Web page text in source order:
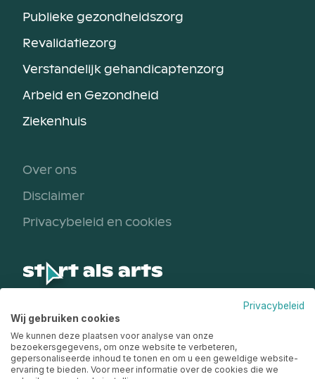
Publieke gezondheidszorg
Revalidatiezorg
Verstandelijk gehandicaptenzorg
Arbeid en Gezondheid
Ziekenhuis
Een initiatief van
Over ons
Disclaimer
Privacybeleid en cookies
Privacybeleid
Wij gebruiken cookies
We kunnen deze plaatsen voor analyse van onze
bezoekersgegevens, om onze website te verbeteren,
gepersonaliseerde inhoud te tonen en om u een geweldige website-
ervaring te bieden. Voor meer informatie over de cookies die we